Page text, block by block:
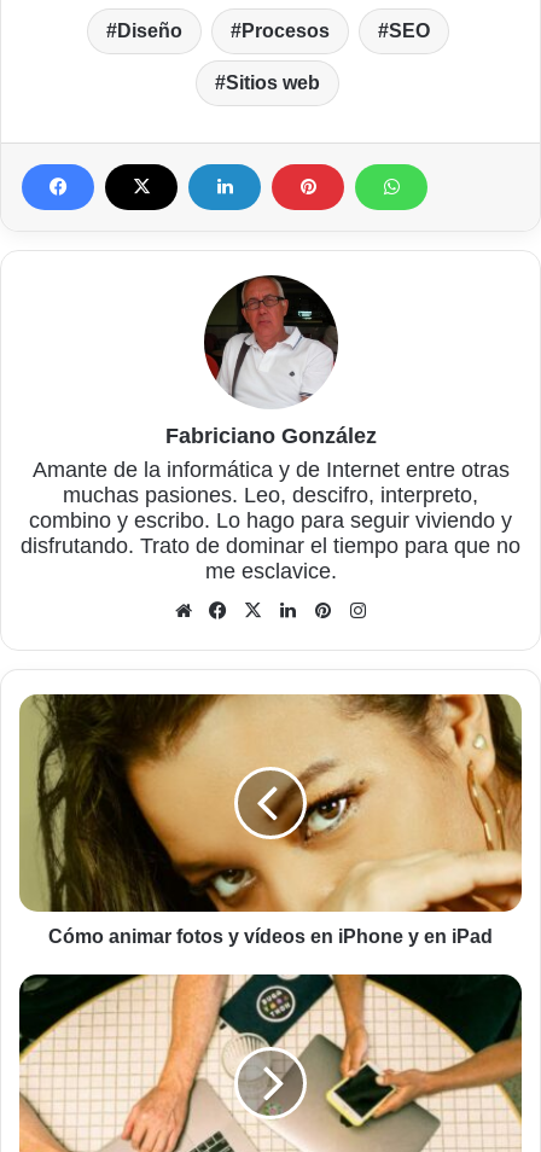
Diseño Procesos SEO
Sitios web
Fabriciano González
Amante de la informática y de Internet entre otras
muchas pasiones. Leo, descifro, interpreto,
combino y escribo. Lo hago para seguir viviendo y
disfrutando. Trato de dominar el tiempo para que no
me esclavice.
Sitio
Facebook
X LinkedInPinterest
Cómo
animar
fotos
vídeos
en
iPhone
en
iPadCómo animar fotos y vídeos en iPhone y en iPad
Los
beneficios
del
marketing
digital